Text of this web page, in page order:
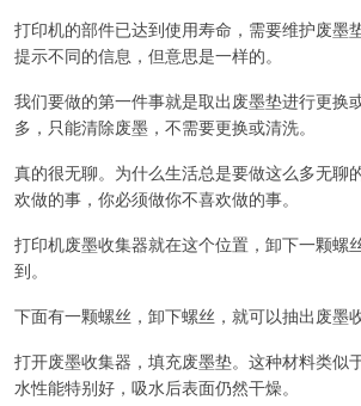
打印机的部件已达到使用寿命，需要维护废墨
提示不同的信息，但意思是一样的。
我们要做的第一件事就是取出废墨垫进行更换
多，只能清除废墨，不需要更换或清洗。
真的很无聊。为什么生活总是要做这么多无聊
欢做的事，你必须做你不喜欢做的事。
打印机废墨收集器就在这个位置，卸下一颗螺
到。
下面有一颗螺丝，卸下螺丝，就可以抽出废墨收
打开废墨收集器，填充废墨垫。这种材料类似
水性能特别好，吸水后表面仍然干燥。